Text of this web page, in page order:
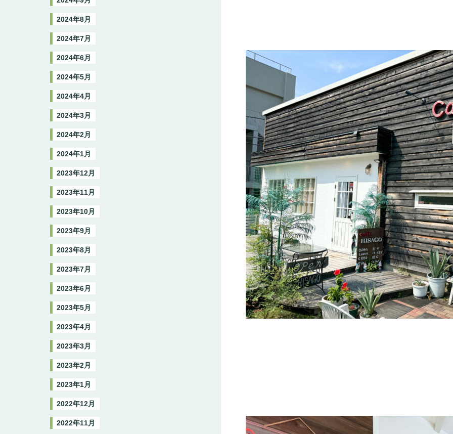
2024年8月
2024年7月
2024年6月
2024年5月
2024年4月
2024年3月
2024年2月
2024年1月
2023年12月
2023年11月
2023年10月
2023年9月
2023年8月
2023年7月
2023年6月
2023年5月
2023年4月
2023年3月
2023年2月
2023年1月
2022年12月
2022年11月